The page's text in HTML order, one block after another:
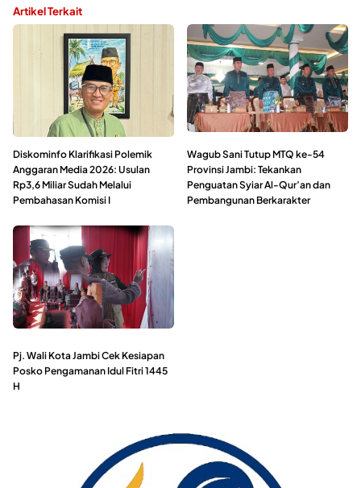
Artikel Terkait
Diskominfo Klarifikasi Polemik
Anggaran Media 2026: Usulan
Rp3,6 Miliar Sudah Melalui
Pembahasan Komisi I
Wagub Sani Tutup MTQ ke-54
Provinsi Jambi: Tekankan
Penguatan Syiar Al-Qur’an dan
Pembangunan Berkarakter
Pj. Wali Kota Jambi Cek Kesiapan
Posko Pengamanan Idul Fitri 1445
H